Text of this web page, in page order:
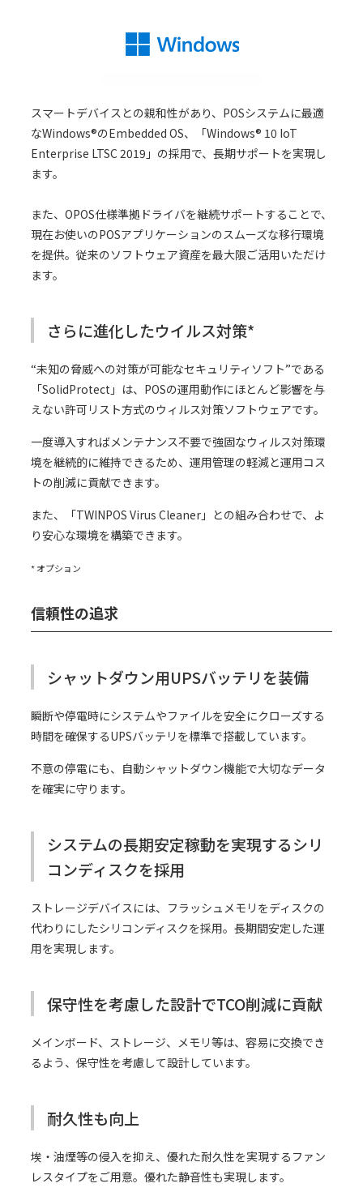
スマートデバイスとの親和性があり、POSシステムに最適
なWindows®のEmbedded OS、「Windows® 10 IoT
Enterprise LTSC 2019」の採用で、長期サポートを実現し
ます。
また、OPOS仕様準拠ドライバを継続サポートすることで、
現在お使いのPOSアプリケーションのスムーズな移行環境
を提供。従来のソフトウェア資産を最大限ご活用いただけ
ます。
さらに進化したウイルス対策*
“未知の脅威への対策が可能なセキュリティソフト”である
「SolidProtect」は、POSの運用動作にほとんど影響を与
えない許可リスト方式のウィルス対策ソフトウェアです。
一度導入すればメンテナンス不要で強固なウィルス対策環
境を継続的に維持できるため、運用管理の軽減と運用コス
トの削減に貢献できます。
また、「TWINPOS Virus Cleaner」との組み合わせで、よ
り安心な環境を構築できます。
* オプション
信頼性の追求
シャットダウン用UPSバッテリを装備
瞬断や停電時にシステムやファイルを安全にクローズする
時間を確保するUPSバッテリを標準で搭載しています。
不意の停電にも、自動シャットダウン機能で大切なデータ
を確実に守ります。
システムの長期安定稼動を実現するシリ
コンディスクを採用
ストレージデバイスには、フラッシュメモリをディスクの
代わりにしたシリコンディスクを採用。長期間安定した運
用を実現します。
保守性を考慮した設計でTCO削減に貢献
メインボード、ストレージ、メモリ等は、容易に交換でき
るよう、保守性を考慮して設計しています。
耐久性も向上
埃・油煙等の侵入を抑え、優れた耐久性を実現するファン
レスタイプをご用意。優れた静音性も実現します。